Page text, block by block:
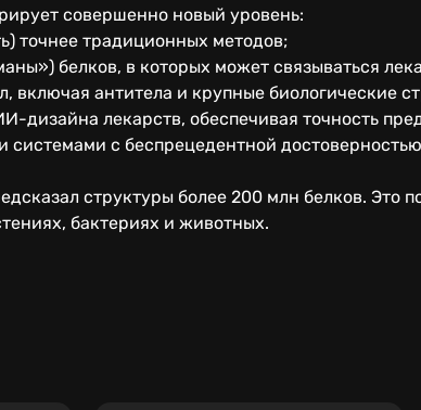
совершенно новый уровень:
точнее традиционных методов;
белков, в которых может связываться
антитела и крупные биологические
дизайна лекарств, обеспечивая точность
с беспрецедентной
структуры более 200 млн белков. Это
бактериях и животных.